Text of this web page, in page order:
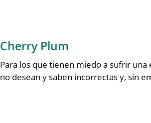
Cherry Plum
Para los que tienen miedo a sufrir
no desean y saben incorrectas y, sin